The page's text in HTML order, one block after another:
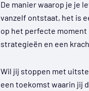
De manier waarop je je
vanzelf ontstaat, het is
op het perfecte moment
strategieën en een
Wil jij stoppen met
een toekomst waarin jij